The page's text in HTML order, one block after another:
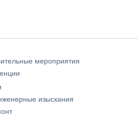
мероприятия
изыскания